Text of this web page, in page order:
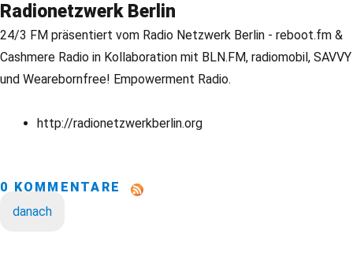
Radionetzwerk Berlin
24/3 FM präsentiert vom Radio Netzwerk Berlin - reboot.fm &
Cashmere Radio in Kollaboration mit BLN.FM, radiomobil, SAVVY
und Wearebornfree! Empowerment Radio.
http://radionetzwerkberlin.org
0 KOMMENTARE
danach